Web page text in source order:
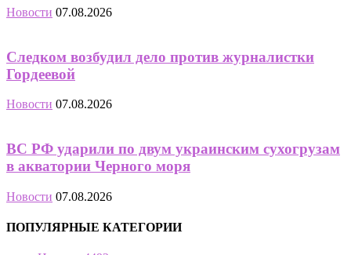
Новости 07.08.2026
Следком возбудил дело против журналистки
Гордеевой
Новости 07.08.2026
ВС РФ ударили по двум украинским сухогрузам
в акватории Черного моря
Новости 07.08.2026
ПОПУЛЯРНЫЕ КАТЕГОРИИ